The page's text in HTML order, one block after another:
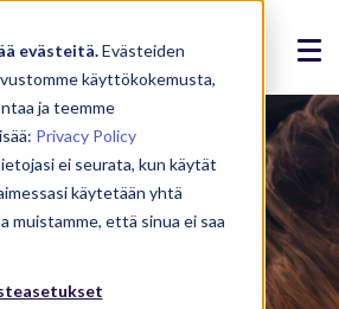
evästeitä.Evästeiden
käyttökokemusta,
ja teemme
Privacy Policy
ei seurata, kun käytät
käytetään yhtä
muistamme, että sinua ei saa
ja ajurit